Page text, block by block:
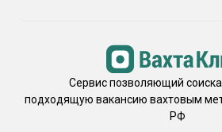
Сервис позволяющий
подходящую вакансию вахтовым
РФ